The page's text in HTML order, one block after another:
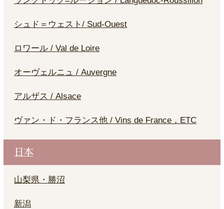
シュド＝ウェスト/ Sud-Ouest
ロワール / Val de Loire
オーヴェルニュ / Auvergne
アルザス / Alsace
ヴァン・ド・フランス他 / Vins de France，ETC
日本
山梨県・勝沼
新潟